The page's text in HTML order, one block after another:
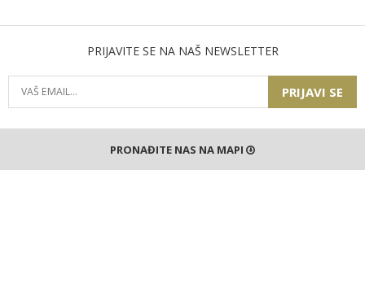
PRIJAVITE SE NA NAŠ NEWSLETTER
PRIJAVI SE
PRONAĐITE NAS NA MAPI